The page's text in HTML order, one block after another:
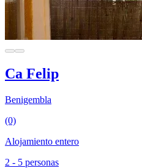
Ca Felip
Benigembla
(0)
Alojamiento entero
2 - 5 personas